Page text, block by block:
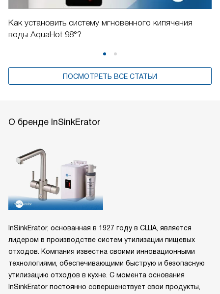
Как установить систему мгновенного кипячения
воды AquaHot 98°?
ПОСМОТРЕТЬ ВСЕ СТАТЬИ
О бренде InSinkErator
InSinkErator, основанная в 1927 году в США, является
лидером в производстве систем утилизации пищевых
отходов. Компания известна своими инновационными
технологиями, обеспечивающими быструю и безопасную
утилизацию отходов в кухне. С момента основания
InSinkErator постоянно совершенствует свои продукты,